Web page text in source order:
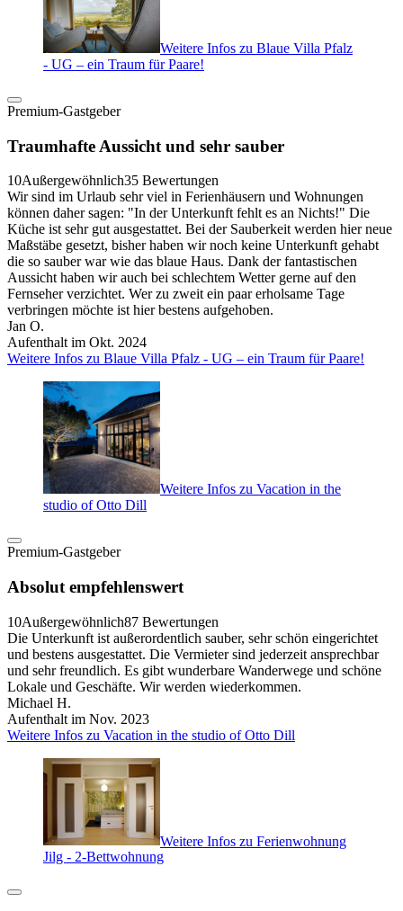
Weitere Infos zu Blaue Villa Pfalz
- UG – ein Traum für Paare!
Premium-Gastgeber
Traumhafte Aussicht und sehr sauber
10Außergewöhnlich35 Bewertungen
Wir sind im Urlaub sehr viel in Ferienhäusern und Wohnungen
können daher sagen: "In der Unterkunft fehlt es an Nichts!" Die
Küche ist sehr gut ausgestattet. Bei der Sauberkeit werden hier neue
Maßstäbe gesetzt, bisher haben wir noch keine Unterkunft gehabt
die so sauber war wie das blaue Haus. Dank der fantastischen
Aussicht haben wir auch bei schlechtem Wetter gerne auf den
Fernseher verzichtet. Wer zu zweit ein paar erholsame Tage
verbringen möchte ist hier bestens aufgehoben.
Jan O.
Aufenthalt im Okt. 2024
Weitere Infos zu Blaue Villa Pfalz - UG – ein Traum für Paare!
Weitere Infos zu Vacation in the
studio of Otto Dill
Premium-Gastgeber
Absolut empfehlenswert
10Außergewöhnlich87 Bewertungen
Die Unterkunft ist außerordentlich sauber, sehr schön eingerichtet
und bestens ausgestattet. Die Vermieter sind jederzeit ansprechbar
und sehr freundlich. Es gibt wunderbare Wanderwege und schöne
Lokale und Geschäfte. Wir werden wiederkommen.
Michael H.
Aufenthalt im Nov. 2023
Weitere Infos zu Vacation in the studio of Otto Dill
Weitere Infos zu Ferienwohnung
Jilg - 2-Bettwohnung